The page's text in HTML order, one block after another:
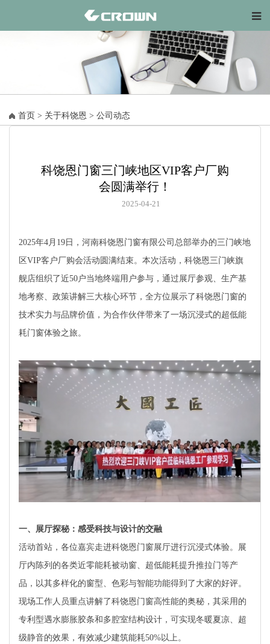
首页 > 关于科饶恩 > 公司动态
科饶恩门窗三门峡地区VIP客户厂购
会圆满举行！
2025-04-21
2025年4月19日，河南科饶恩门窗有限公司总部举办的三门峡地
区VIP客户厂购会活动圆满结束。本次活动，科饶恩三门峡旗
舰店组织了近50户当地终端用户参与，通过展厅参观、生产基
地考察、政策讲解三大核心环节，全方位展示了科饶恩门窗的
技术实力与品牌价值，为合作伙伴带来了一场沉浸式的超低能
耗门窗体验之旅。
一、展厅探秘：感受科技与设计的交融
活动首站，各位嘉宾走进科饶恩门窗展厅进行沉浸式体验。展
厅内陈列的各类近零能耗被动窗、超低能耗提升推拉门等产
品，以其多样化的窗型、色彩与智能功能得到了大家的好评。
现场工作人员重点讲解了科饶恩门窗高性能的奥秘，其采用的
专利型遇水膨胀胶条和多腔室结构设计，可实现冬暖夏凉、超
级静音的效果，有效减少建筑能耗50%以上。